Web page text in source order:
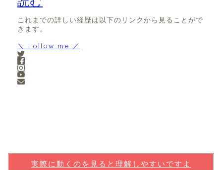
これまでの詳しい経歴は以下のリンクから見ることがで
きます。
＼ Follow me ／
実際に動くのを見ると理解しやすいですよ